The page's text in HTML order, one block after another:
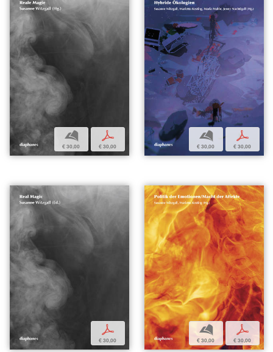
b
€ 30,00
p
€ 30,00
b
€ 30,00
p
€ 30,00
p
€ 30,00
b
€ 30,00
p
€ 30,00